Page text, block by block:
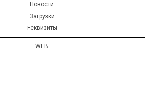
Новости
Загрузки
Реквизиты
WEB